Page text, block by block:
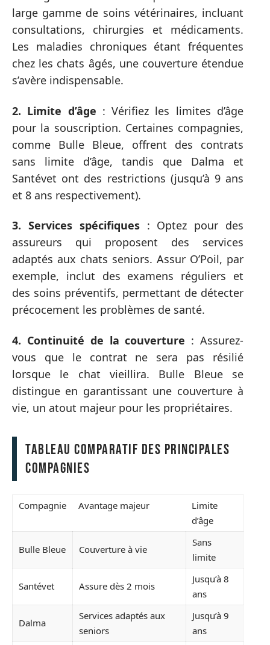
large gamme de soins vétérinaires, incluant
consultations, chirurgies et médicaments.
Les maladies chroniques étant fréquentes
chez les chats âgés, une couverture étendue
s’avère indispensable.
2. Limite d’âge : Vérifiez les limites d’âge
pour la souscription. Certaines compagnies,
comme Bulle Bleue, offrent des contrats
sans limite d’âge, tandis que Dalma et
Santévet ont des restrictions (jusqu’à 9 ans
et 8 ans respectivement).
3. Services spécifiques: Optez pour des
assureurs qui proposent des services
adaptés aux chats seniors. Assur O’Poil, par
exemple, inclut des examens réguliers et
des soins préventifs, permettant de détecter
précocement les problèmes de santé.
4. Continuité de la couverture : Assurez-
vous que le contrat ne sera pas résilié
lorsque le chat vieillira. Bulle Bleue se
distingue en garantissant une couverture à
vie, un atout majeur pour les propriétaires.
Tableau comparatif des principales
compagnies
Compagnie Avantage majeur
Limite
d’âge
Bulle Bleue Couverture à vie
Sans
limite
Santévet Assure dès 2 mois
Jusqu’à 8
ans
Dalma
Services adaptés aux
seniors
Jusqu’à 9
ans